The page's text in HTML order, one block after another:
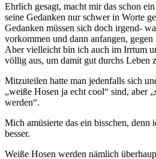
Ehrlich gesagt, macht mir das schon
seine Gedanken nur schwer in Worte
Gedanken müssen sich doch irgend-
vorkommen und dann anfangen,
Aber vielleicht bin ich auch im Irrtum
völlig aus, um damit gut durchs Leben
Mitzuteilen hatte man jedenfalls sich
„weiße Hosen ja echt cool“ sind, aber
werden“.
Mich amüsierte das ein bisschen, denn
besser.
Weiße Hosen werden nämlich